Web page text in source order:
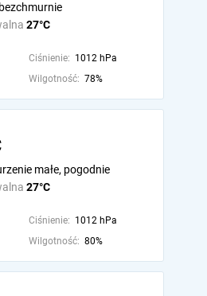
27°C
Ciśnienie: 1012 hPa
Wilgotność: 78%
27°C
małe, pogodnie
Ciśnienie: 1012 hPa
Wilgotność: 80%